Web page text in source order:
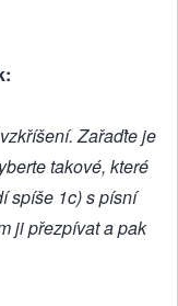
Zařaďte je
takové, které
spíše 1c) s písní
ji přezpívat a pak